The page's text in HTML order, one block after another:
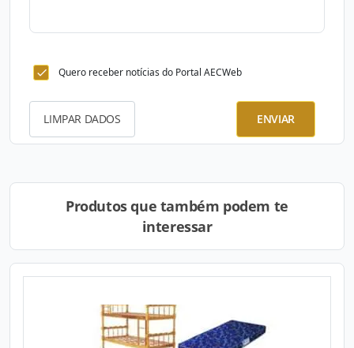
Quero receber notícias do Portal AECWeb
LIMPAR DADOS ENVIAR
Produtos que também podem te
interessar